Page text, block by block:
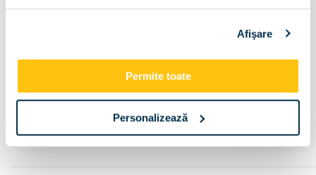
Afişare
Permite toate
Personalizează
+5